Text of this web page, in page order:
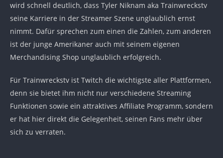
wird schnell deutlich, dass Tyler Niknam aka Trainwreckstv
seine Karriere in der Streamer Szene unglaublich ernst
nimmt. Dafür sprechen zum einen die Zahlen, zum anderen
ist der junge Amerikaner auch mit seinem eigenen
Merchandising Shop unglaublich erfolgreich.
Für Trainwreckstv ist Twitch die wichtigste aller Plattformen,
denn sie bietet ihm nicht nur verschiedene Streaming
Funktionen sowie ein attraktives Affiliate Programm, sondern
er hat hier direkt die Gelegenheit, seinen Fans mehr über
sich zu verraten.